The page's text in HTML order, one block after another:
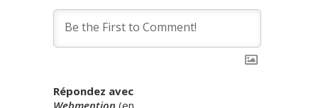
Répondez avec
Webmention (en